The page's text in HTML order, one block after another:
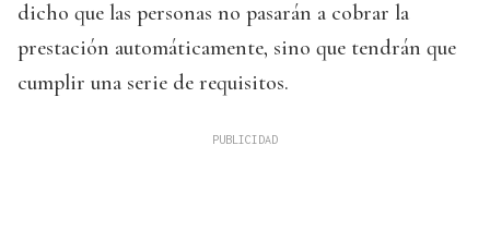
dicho que las personas no pasarán a cobrar la
prestación automáticamente, sino que tendrán que
cumplir una serie de requisitos.